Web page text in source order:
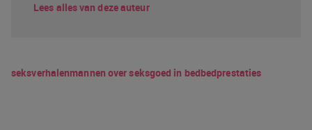
Lees alles van deze auteur
seksverhalenmannen over seksgoed in bedbedprestaties